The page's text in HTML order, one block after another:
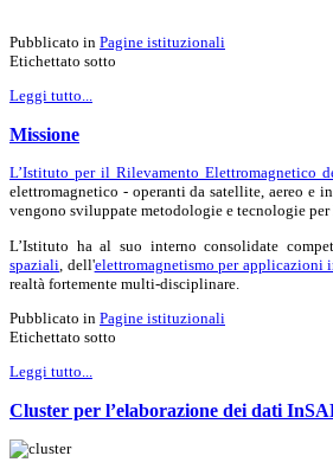
Pubblicato in Pagine istituzionali
Etichettato sotto
Leggi tutto...
Missione
L’Istituto per il Rilevamento Elettromagnetico
elettromagnetico - operanti da satellite, aereo e
vengono sviluppate metodologie e tecnologie
L’Istituto ha al suo interno consolidate
spaziali dell'elettromagnetismo per applicazioni
realtà fortemente multi-disciplinare.
Pubblicato in Pagine istituzionali
Etichettato sotto
Leggi tutto...
Cluster per l’elaborazione dei dati